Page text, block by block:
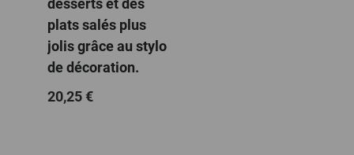
plats salés plus
jolis grâce au stylo
de décoration.
20,25 €